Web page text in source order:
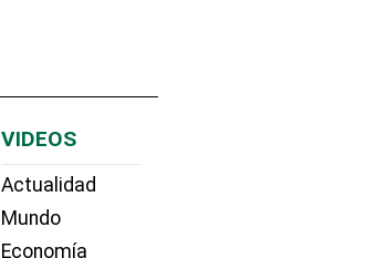
VIDEOS
Actualidad
Mundo
Economía